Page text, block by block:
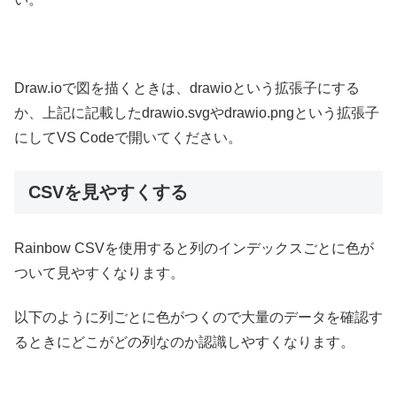
Draw.ioで図を描くときは、drawioという拡張子にする
か、上記に記載したdrawio.svgやdrawio.pngという拡張子
にしてVS Codeで開いてください。
CSVを見やすくする
Rainbow CSVを使用すると列のインデックスごとに色が
ついて見やすくなります。
以下のように列ごとに色がつくので大量のデータを確認す
るときにどこがどの列なのか認識しやすくなります。